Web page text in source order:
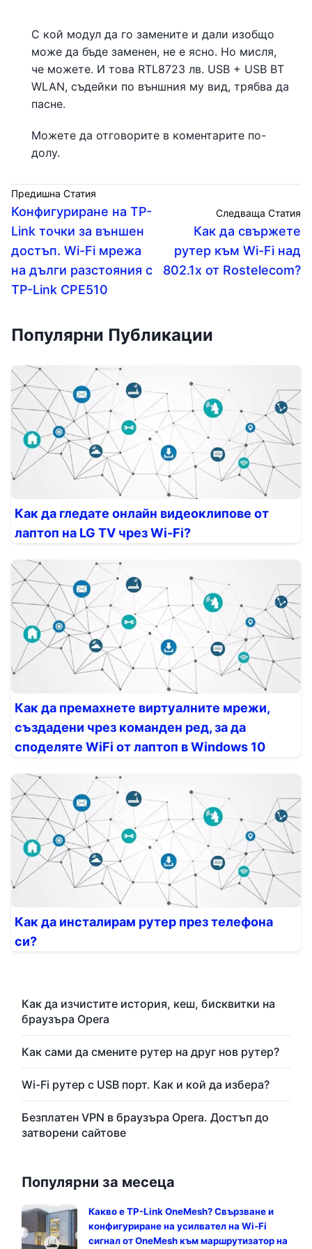
С кой модул да го замените и дали изобщо
може да бъде заменен, не е ясно. Но мисля,
че можете. И това RTL8723 лв. USB + USB BT
WLAN, съдейки по външния му вид, трябва да
пасне.
Можете да отговорите в коментарите по-
долу.
Предишна Статия
Конфигуриране на TP-
Link точки за външен
достъп. Wi-Fi мрежа
на дълги разстояния с
TP-Link CPE510
Следваща Статия
Как да свържете
рутер към Wi-Fi над
802.1x от Rostelecom?
Популярни Публикации
Как да гледате онлайн видеоклипове от
лаптоп на LG TV чрез Wi-Fi?
Как да премахнете виртуалните мрежи,
създадени чрез команден ред, за да
споделяте WiFi от лаптоп в Windows 10
Как да инсталирам рутер през телефона
си?
Как да изчистите история, кеш, бисквитки на
браузъра Opera
Как сами да смените рутер на друг нов рутер?
Wi-Fi рутер с USB порт. Как и кой да избера?
Безплатен VPN в браузъра Opera. Достъп до
затворени сайтове
Популярни за месеца
Какво е TP-Link OneMesh? Свързване и
конфигуриране на усилвател на Wi-Fi
сигнал от OneMesh към маршрутизатор на